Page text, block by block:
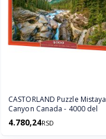
CASTORLAND Puzzle Mistaya
Canyon Canada - 4000 del
4.780,24RSD